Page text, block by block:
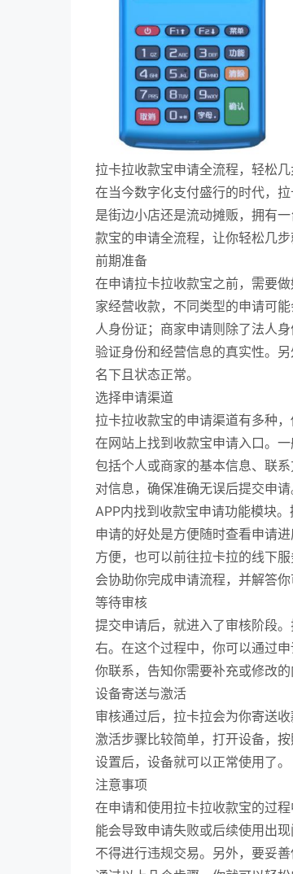
拉卡拉收款宝申请全流程，轻松
在当今数字化支付盛行的时代，
是街边小店还是流动摊贩，拥有
款宝的申请全流程，让你轻松几步
前期准备
在申请拉卡拉收款宝之前，需要
家经营收款，不同类型的申请可
人身份证；商家申请则除了法人
验证身份和经营信息的真实性。
名下且状态正常。
选择申请渠道
拉卡拉收款宝的申请渠道有多种
在网站上找到收款宝申请入口。
包括个人或商家的基本信息、联
对信息，确保准确无误后提交申
APP内找到收款宝申请功能模块
申请的好处是方便随时查看申请
方便，也可以前往拉卡拉的线下
会协助你完成申请流程，并解答你
等待审核
提交申请后，就进入了审核阶段
右。在这个过程中，你可以通过
你联系，告知你需要补充或修改
设备寄送与激活
审核通过后，拉卡拉会为你寄送
激活步骤比较简单，打开设备，
设置后，设备就可以正常使用了。
注意事项
在申请和使用拉卡拉收款宝的过
能会导致申请失败或后续使用出
不得进行违规交易。另外，要妥